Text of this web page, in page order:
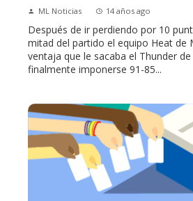
ML Noticias 14 años ago
Después de ir perdiendo por 10
mitad del partido el equipo Heat de
ventaja que le sacaba el Thunder
finalmente imponerse 91-85...